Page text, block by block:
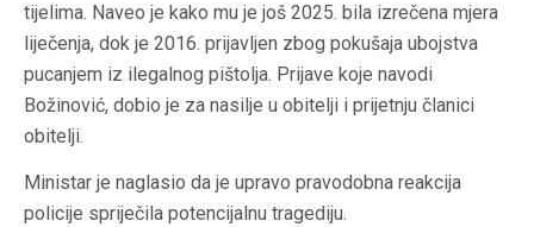
tijelima. Naveo je kako mu je još 2025. bila izrečena mjera
liječenja, dok je 2016. prijavljen zbog pokušaja ubojstva
pucanjem iz ilegalnog pištolja. Prijave koje navodi
Božinović, dobio je za nasilje u obitelji i prijetnju članici
obitelji.
Ministar je naglasio da je upravo pravodobna reakcija
policije spriječila potencijalnu tragediju.